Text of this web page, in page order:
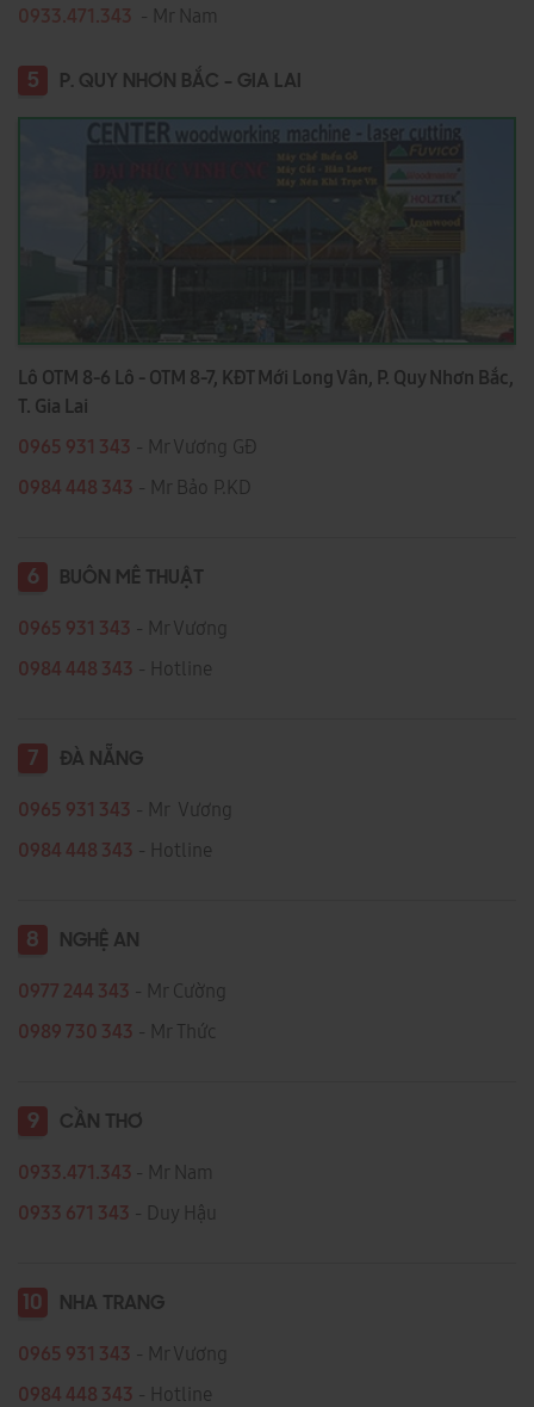
0933.471.343 - Mr Nam
5 P. QUY NHƠN BẮC - GIA LAI
Lô OTM 8-6 Lô - OTM 8-7, KĐT Mới Long Vân, P. Quy Nhơn Bắc,
T. Gia Lai
0965 931 343 - Mr Vương GĐ
0984 448 343 - Mr Bảo P.KD
6 BUÔN MÊ THUẬT
0965 931 343 - Mr Vương
0984 448 343 - Hotline
7 ĐÀ NẴNG
0965 931 343 - Mr Vương
0984 448 343 - Hotline
8 NGHỆ AN
0977 244 343 - Mr Cường
0989 730 343 - Mr Thức
9 CẦN THƠ
0933.471.343 - Mr Nam
0933 671 343 - Duy Hậu
10 NHA TRANG
0965 931 343 - Mr Vương
0984 448 343 - Hotline